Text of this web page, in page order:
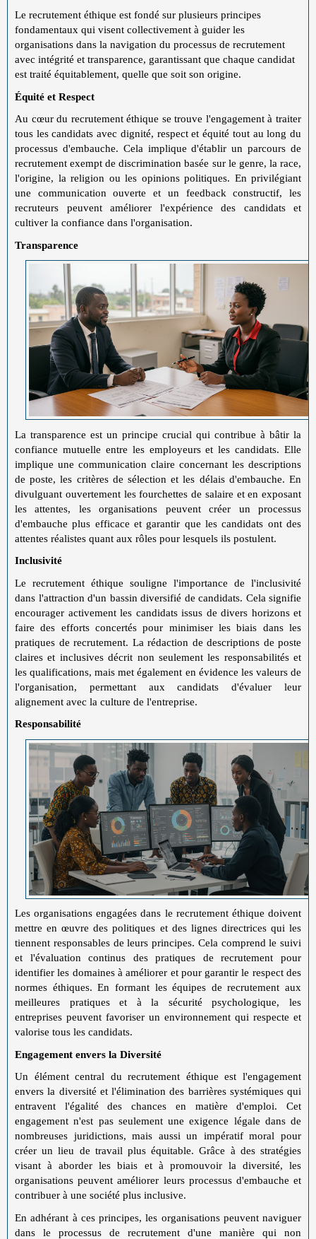
Le recrutement éthique est fondé sur plusieurs principes
fondamentaux qui visent collectivement à guider les
organisations dans la navigation du processus de recrutement
avec intégrité et transparence, garantissant que chaque candidat
est traité équitablement, quelle que soit son origine.
Équité et Respect
Au cœur du recrutement éthique se trouve l'engagement à traiter
tous les candidats avec dignité, respect et équité tout au long du
processus d'embauche. Cela implique d'établir un parcours de
recrutement exempt de discrimination basée sur le genre, la race,
l'origine, la religion ou les opinions politiques. En privilégiant
une communication ouverte et un feedback constructif, les
recruteurs peuvent améliorer l'expérience des candidats et
cultiver la confiance dans l'organisation.
Transparence
La transparence est un principe crucial qui contribue à bâtir la
confiance mutuelle entre les employeurs et les candidats. Elle
implique une communication claire concernant les descriptions
de poste, les critères de sélection et les délais d'embauche. En
divulguant ouvertement les fourchettes de salaire et en exposant
les attentes, les organisations peuvent créer un processus
d'embauche plus efficace et garantir que les candidats ont des
attentes réalistes quant aux rôles pour lesquels ils postulent.
Inclusivité
Le recrutement éthique souligne l'importance de l'inclusivité
dans l'attraction d'un bassin diversifié de candidats. Cela signifie
encourager activement les candidats issus de divers horizons et
faire des efforts concertés pour minimiser les biais dans les
pratiques de recrutement. La rédaction de descriptions de poste
claires et inclusives décrit non seulement les responsabilités et
les qualifications, mais met également en évidence les valeurs de
l'organisation, permettant aux candidats d'évaluer leur
alignement avec la culture de l'entreprise.
Responsabilité
Les organisations engagées dans le recrutement éthique doivent
mettre en œuvre des politiques et des lignes directrices qui les
tiennent responsables de leurs principes. Cela comprend le suivi
et l'évaluation continus des pratiques de recrutement pour
identifier les domaines à améliorer et pour garantir le respect des
normes éthiques. En formant les équipes de recrutement aux
meilleures pratiques et à la sécurité psychologique, les
entreprises peuvent favoriser un environnement qui respecte et
valorise tous les candidats.
Engagement envers la Diversité
Un élément central du recrutement éthique est l'engagement
envers la diversité et l'élimination des barrières systémiques qui
entravent l'égalité des chances en matière d'emploi. Cet
engagement n'est pas seulement une exigence légale dans de
nombreuses juridictions, mais aussi un impératif moral pour
créer un lieu de travail plus équitable. Grâce à des stratégies
visant à aborder les biais et à promouvoir la diversité, les
organisations peuvent améliorer leurs processus d'embauche et
contribuer à une société plus inclusive.
En adhérant à ces principes, les organisations peuvent naviguer
dans le processus de recrutement d'une manière qui non